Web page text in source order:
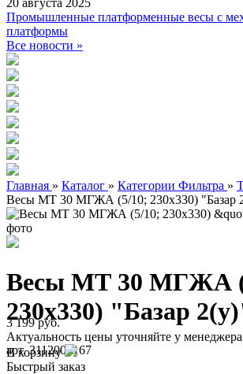
20 августа 2025
Промышленные платформенные весы с
платформы
Все новости »
Главная » Каталог » Категории Фильтра »
Весы МТ 30 МГЖА (5/10; 230х330) "Базар
Весы МТ 30 МГЖА
230х330) "Базар
арт. 3112000167
3 199 руб.
Актуальность цены уточняйте у менеджера
В корзину
Быстрый заказ